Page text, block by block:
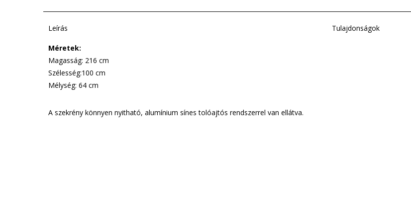
Leírás
Méretek:
Magasság: 216 cm
Szélesség:100 cm
Mélység: 64 cm
A szekrény könnyen nyitható, alumínium sínes tolóajtós rendszerrel van ellátva.
Tulajdonságok